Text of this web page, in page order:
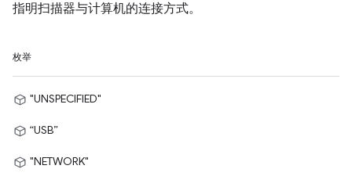
指明扫描器与计算机的连接方式。
枚举
"UNSPECIFIED"
“USB”
"NETWORK"